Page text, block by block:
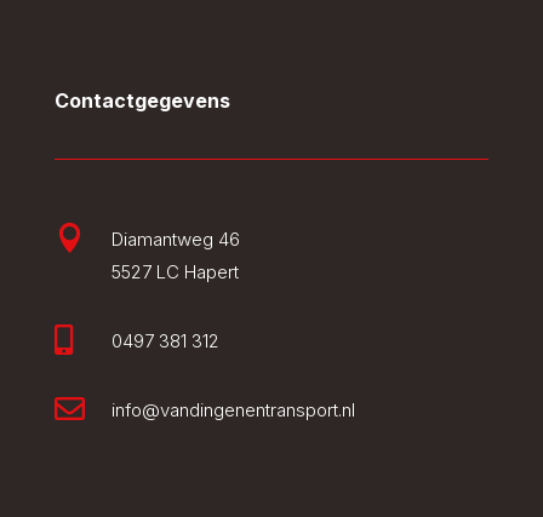
Contactgegevens

Diamantweg 46
5527 LC Hapert
0497 381 312
 info@vandingenentransport.nl